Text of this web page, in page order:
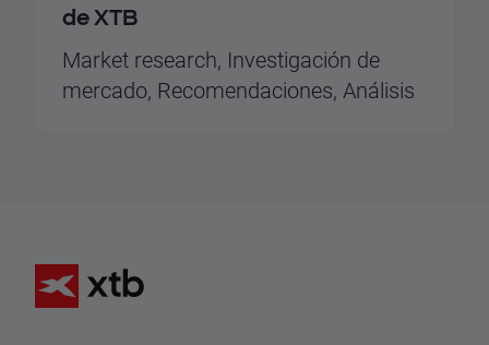
de XTB
Market research, Investigación de
mercado, Recomendaciones, Análisis